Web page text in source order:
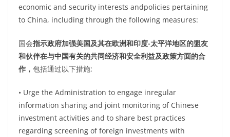
economic and security interests andpolicies pertaining
to China, including through the following measures:
国会指示政府加强美国及其在欧洲和印度-太平洋地区的盟友
和伙伴在与中国有关的共同经济和安全利益及政策方面的合
作， 包括通过以下措施:
• Urge the Administration to engage inregular
information sharing and joint monitoring of Chinese
investment activities and to share best practices
regarding screening of foreign investments with